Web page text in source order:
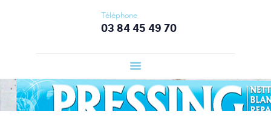
Téléphone
03 84 45 49 70
CONTACT